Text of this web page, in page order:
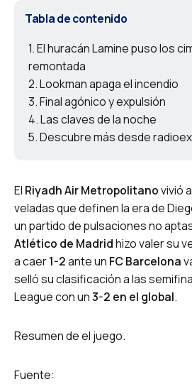
Tabla de contenido
El huracán Lamine puso los
remontada
Lookman apaga el incendio
Final agónico y expulsión
Las claves de la noche
Descubre más desde
El Riyadh Air Metropolitanovivió
veladas que definen la era de
un partido de pulsaciones no
Atlético de Madridhizo valer su
a caer1-2ante un FC Barcelona
selló su clasificación a las
League con un3-2 en el global.
Resumen de el juego.
Fuente: